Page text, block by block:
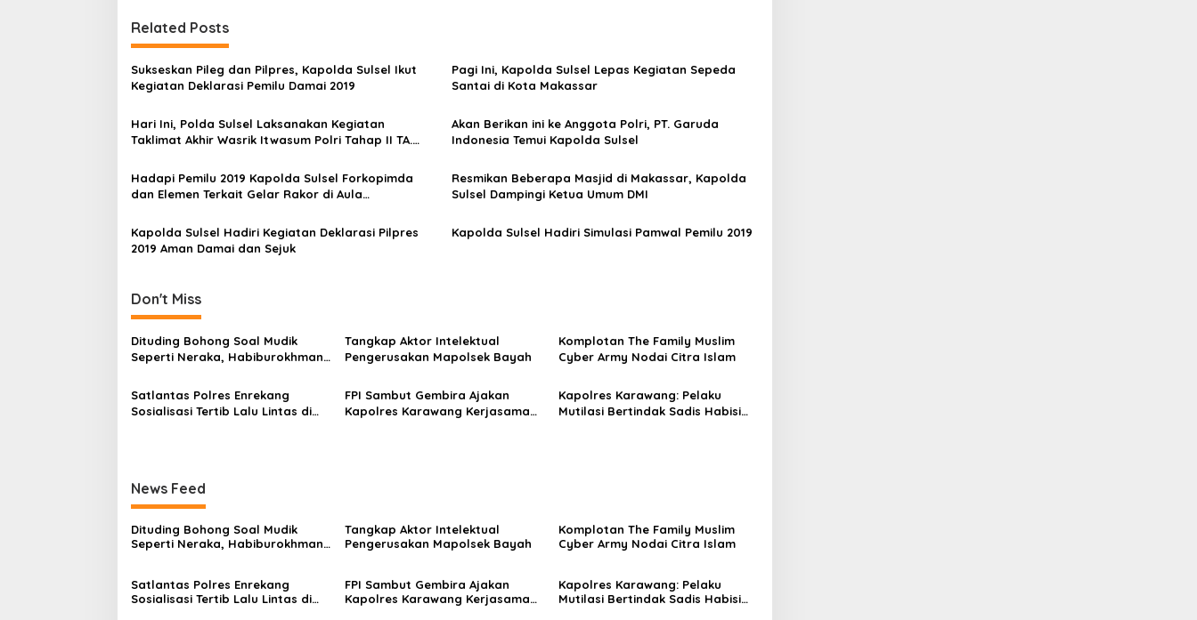
a
r
a
g
a
a
C
b
u
t
n
a
v
i
g
t
o
Related Posts
Sukseskan Pileg dan Pilpres, Kapolda Sulsel Ikut
Kegiatan Deklarasi Pemilu Damai 2019
Pagi Ini, Kapolda Sulsel Lepas Kegiatan Sepeda
Santai di Kota Makassar
Hari Ini, Polda Sulsel Laksanakan Kegiatan
Taklimat Akhir Wasrik Itwasum Polri Tahap II TA.
Akan Berikan ini ke Anggota Polri, PT. Garuda
Indonesia Temui Kapolda Sulsel
Hadapi Pemilu 2019 Kapolda Sulsel Forkopimda
dan Elemen Terkait Gelar Rakor di Aula
Resmikan Beberapa Masjid di Makassar, Kapolda
Sulsel Dampingi Ketua Umum DMI
Kapolda Sulsel Hadiri Kegiatan Deklarasi Pilpres
2019 Aman Damai dan Sejuk
Kapolda Sulsel Hadiri Simulasi Pamwal Pemilu 2019
Don't Miss
Dituding Bohong Soal Mudik
Seperti Neraka, Habiburokhman
Tangkap Aktor Intelektual
Pengerusakan Mapolsek Bayah
Komplotan The Family Muslim
Cyber Army Nodai Citra Islam
Satlantas Polres Enrekang
Sosialisasi Tertib Lalu Lintas di
FPI Sambut Gembira Ajakan
Kapolres Karawang Kerjasama
Kapolres Karawang: Pelaku
Mutilasi Bertindak Sadis Habisi
News Feed
Dituding Bohong Soal Mudik
Seperti Neraka, Habiburokhman
Tangkap Aktor Intelektual
Pengerusakan Mapolsek Bayah
Komplotan The Family Muslim
Cyber Army Nodai Citra Islam
Satlantas Polres Enrekang
Sosialisasi Tertib Lalu Lintas di
FPI Sambut Gembira Ajakan
Kapolres Karawang Kerjasama
Kapolres Karawang: Pelaku
Mutilasi Bertindak Sadis Habisi